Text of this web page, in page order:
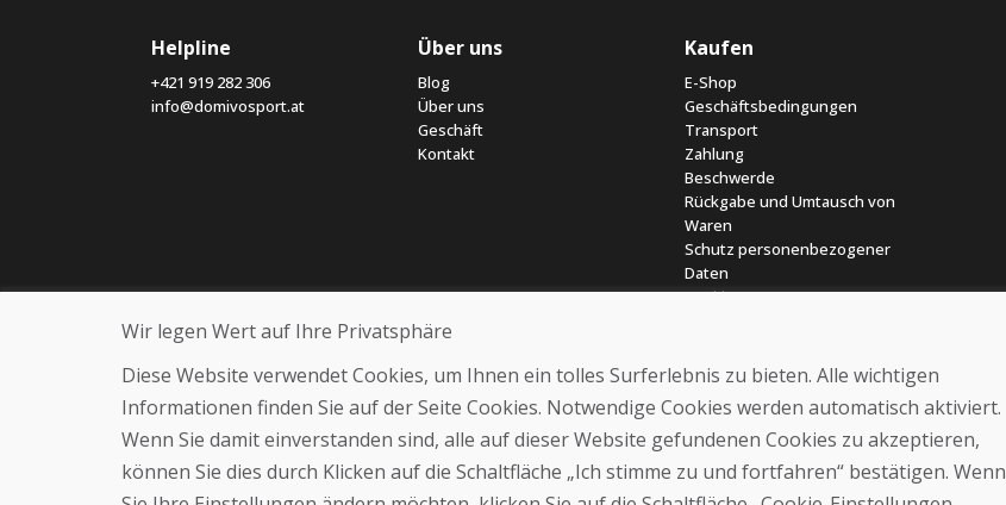
Helpline
+421 919 282 306
info@domivosport.at
Über uns
Blog
Über uns
Geschäft
Kontakt
Kaufen
E-Shop
Geschäftsbedingungen
Transport
Zahlung
Beschwerde
Rückgabe und Umtausch von
Waren
Schutz personenbezogener
Daten
Cookies
© DOMIVOSPORT 2026, Alle Rechte vorbehalten
Wir legen Wert auf Ihre Privatsphäre
Diese Website verwendet Cookies, um Ihnen ein tolles Surferlebnis zu bieten. Alle wichtigen
Informationen finden Sie auf der Seite Cookies. Notwendige Cookies werden automatisch aktiviert.
Wenn Sie damit einverstanden sind, alle auf dieser Website gefundenen Cookies zu akzeptieren,
können Sie dies durch Klicken auf die Schaltfläche „Ich stimme zu und fortfahren“ bestätigen. Wenn